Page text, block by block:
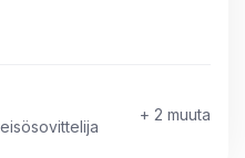
+ 2 muuta